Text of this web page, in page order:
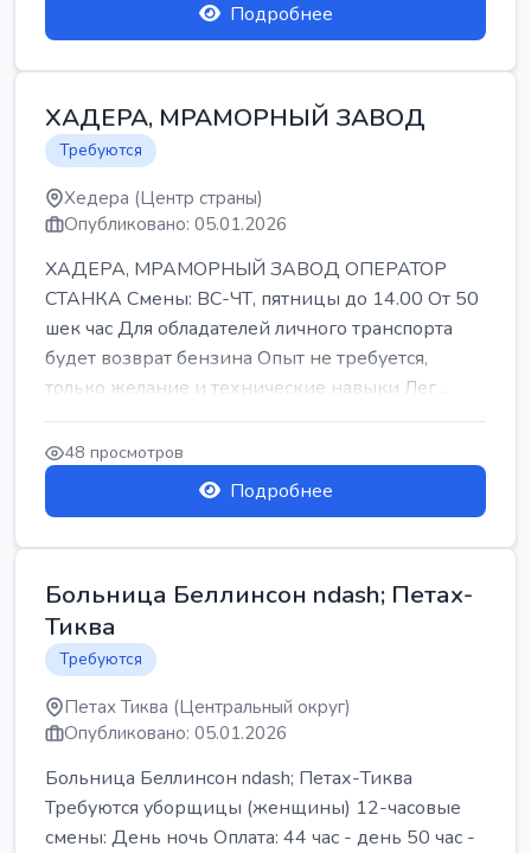
Подробнее
ХАДЕРА, МРАМОРНЫЙ ЗАВОД
Требуются
Хедера (Центр страны)
Опубликовано: 05.01.2026
ХАДЕРА, МРАМОРНЫЙ ЗАВОД ОПЕРАТОР
СТАНКА Смены: ВС-ЧТ, пятницы до 14.00 От 50
шек час Для обладателей личного транспорта
будет возврат бензина Опыт не требуется,
только желание и технические навыки Лег...
48 просмотров
Подробнее
Больница Беллинсон ndash; Петах-
Тиква
Требуются
Петах Тиква (Центральный округ)
Опубликовано: 05.01.2026
Больница Беллинсон ndash; Петах-Тиква
Требуются уборщицы (женщины) 12-часовые
смены: День ночь Оплата: 44 час - день 50 час -